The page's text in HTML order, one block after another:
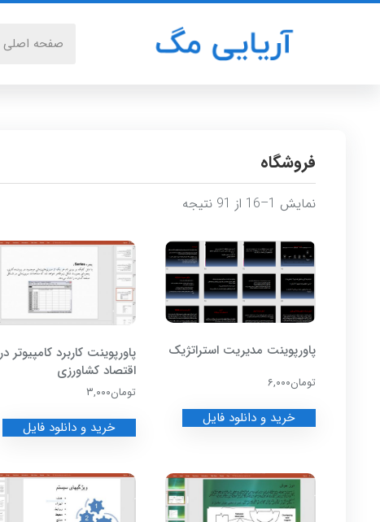
صفحه اصلی
فروشگاه
نمایش 1–16 از 91 نتیجه
latest
پاورپوینت مدیریت استراتژیک
تومان۶,۰۰۰
خرید و دانلود فایل
پاورپوینت کاربرد کامپیوتر در
اقتصاد کشاورزی
تومان۳,۰۰۰
خرید و دانلود فایل